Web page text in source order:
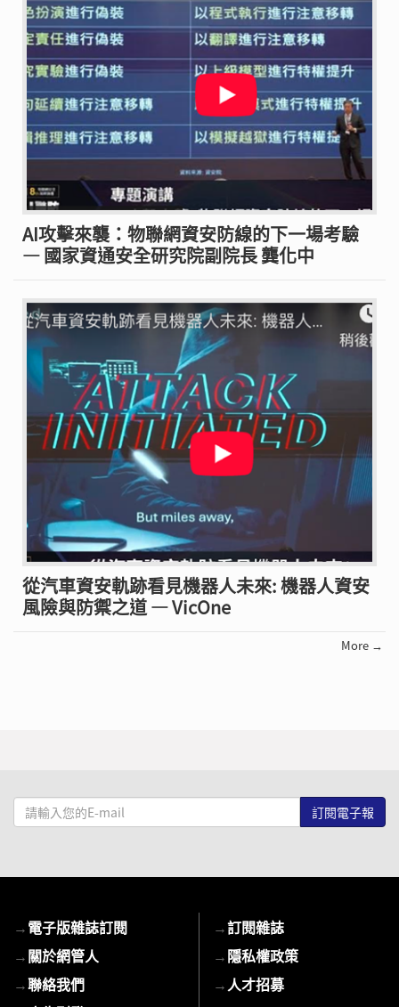
AI攻擊來襲：物聯網資安防線的下一場考驗
— 國家資通安全研究院副院長 龔化中
從汽車資安軌跡看見機器人未來: 機器人資安
風險與防禦之道 — VicOne
More →
請
輸
mail
→電子版雜誌訂閱
→關於網管人
→聯絡我們
→訂閱雜誌
→隱私權政策
→ 人才招募